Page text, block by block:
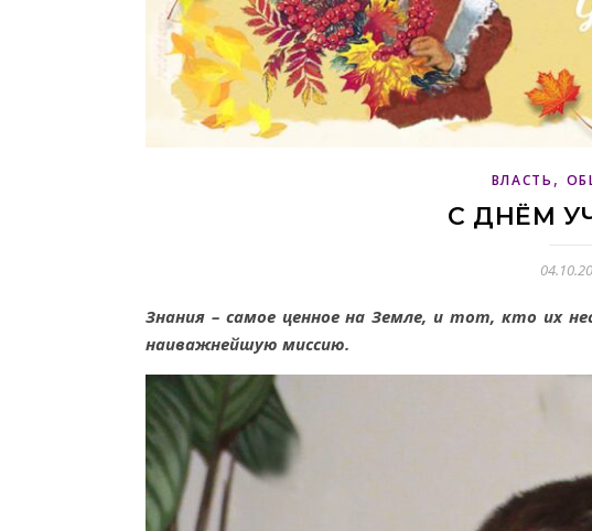
ВЛАСТЬ ,
С ДНЁМ
Знания – самое ценное на Земле, и тот, кто их
наиважнейшую миссию.